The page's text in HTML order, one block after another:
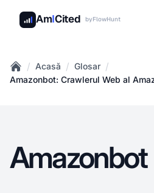
AmICited byFlowHunt
Home
/ Acasă / Glosar /
Amazonbot: Crawlerul Web al
Amazonbot